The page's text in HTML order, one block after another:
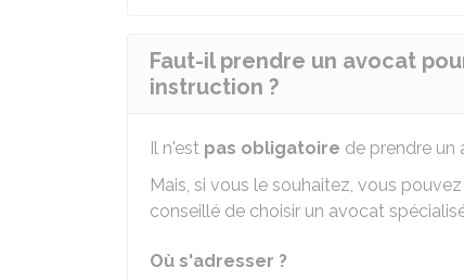
Faut-il prendre un avocat
instruction ?
Il n'est pas obligatoire de prendre un
Mais, si vous le souhaitez, vous
conseillé de choisir un avocat
Où s'adresser ?